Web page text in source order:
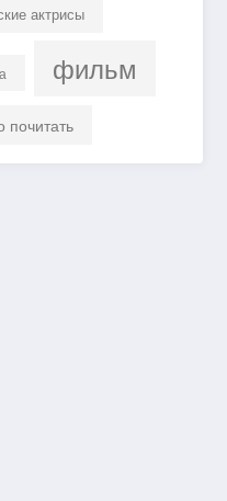
актрисы
фильм
почитать